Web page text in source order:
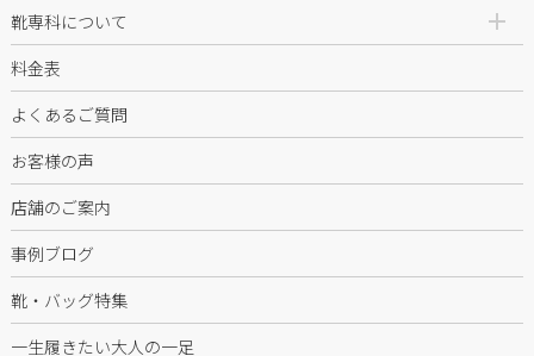
靴専科について
料金表
よくあるご質問
お客様の声
店舗のご案内
事例ブログ
靴・バッグ特集
一生履きたい大人の一足